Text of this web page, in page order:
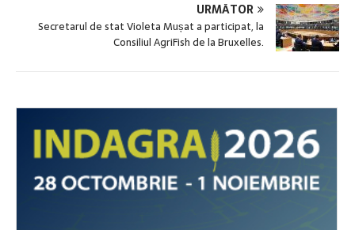
URMĂTOR
Secretarul de stat Violeta Mușat a participat, la
Consiliul AgriFish de la Bruxelles.